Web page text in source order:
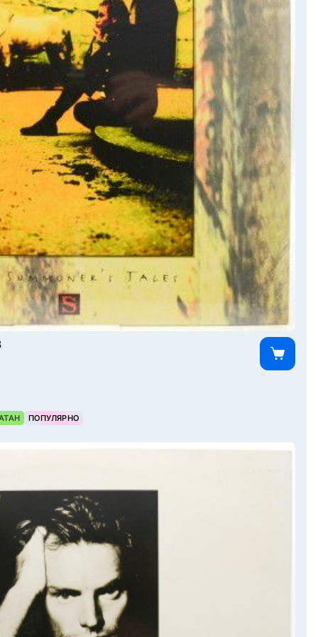
ПОПУЛЯРНО